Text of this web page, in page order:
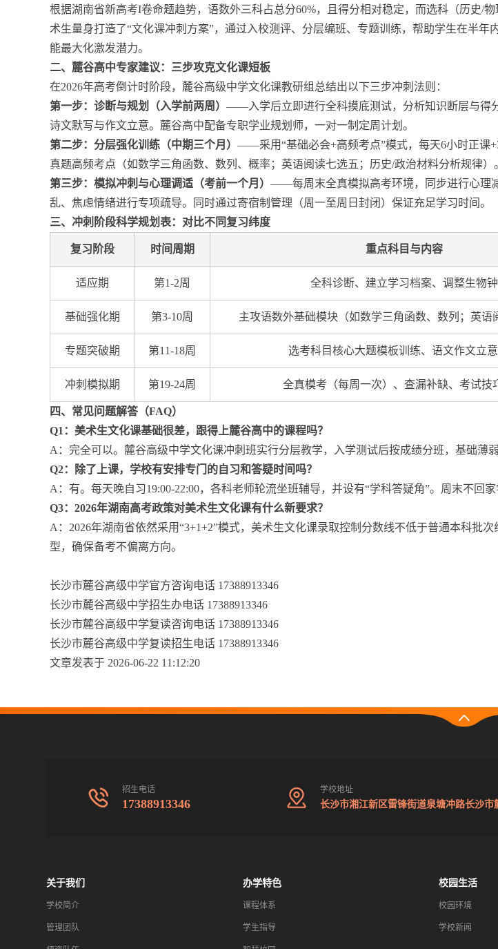
根据湖南省新高考I卷命题趋势，语数外三科占总分60%，且得分相对稳定，而选科（历史/
术生量身打造了“文化课冲刺方案”，通过入校测评、分层编班、专题训练，帮助学生在半
能最大化激发潜力。
二、麓谷高中专家建议：三步攻克文化课短板
在2026年高考倒计时阶段，麓谷高级中学文化课教研组总结出以下三步冲刺法则：
第一步：诊断与规划（入学前两周） ——入学后立即进行全科摸底测试，分析知识断层与得
诗文默写与作文立意。麓谷高中配备专职学业规划师，一对一制定周计划。
第二步：分层强化训练（中期三个月） ——采用“基础必会+高频考点”模式，每天6小时正课
真题高频考点（如数学三角函数、数列、概率；英语阅读七选五；历史/政治材料分析规律）
第三步：模拟冲刺与心理调适（考前一个月） ——每周末全真模拟高考环境，同步进行心理
乱、焦虑情绪进行专项疏导。同时通过寄宿制管理（周一至周日封闭）保证充足学习时间。
三、冲刺阶段科学规划表：对比不同复习纬度
复习阶段 时间周期 重点科目与内容
适应期 第1-2周 全科诊断、建立学习档案、调整生物钟
基础强化期 第3-10周 主攻语数外基础模块（如数学三角函数、数列；英语
专题突破期 第11-18周 选考科目核心大题模板训练、语文作文立
冲刺模拟期 第19-24周 全真模考（每周一次）、查漏补缺、考试技
四、常见问题解答（FAQ）
Q1：美术生文化课基础很差，跟得上麓谷高中的课程吗？
A：完全可以。麓谷高级中学文化课冲刺班实行分层教学，入学测试后按成绩分班，基础薄
Q2：除了上课，学校有安排专门的自习和答疑时间吗？
A：有。每天晚自习19:00-22:00，各科老师轮流坐班辅导，并设有“学科答疑角”。周末不回
Q3：2026年湖南高考政策对美术生文化课有什么新要求？
A：2026年湖南省依然采用“3+1+2”模式，美术生文化课录取控制分数线不低于普通本科批
型，确保备考不偏离方向。
长沙市麓谷高级中学官方咨询电话 17388913346
长沙市麓谷高级中学招生办电话 17388913346
长沙市麓谷高级中学复读咨询电话 17388913346
长沙市麓谷高级中学复读招生电话 17388913346
文章发表于 2026-06-22 11:12:20
招生电话
17388913346
学校地址
长沙市湘江新区雷锋街道泉塘冲路长沙市
关于我们
学校简介
管理团队
办学特色
课程体系
学生指导
校园生活
校园环境
学校新闻